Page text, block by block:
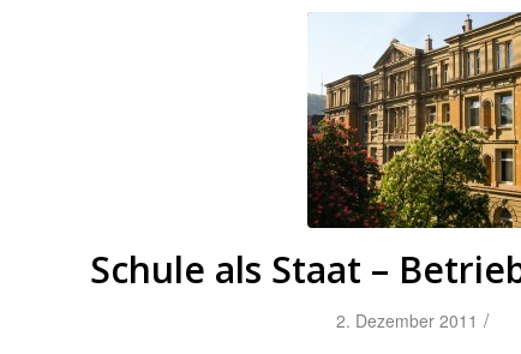
Schule als Staat –
2. Dezember 2011 /